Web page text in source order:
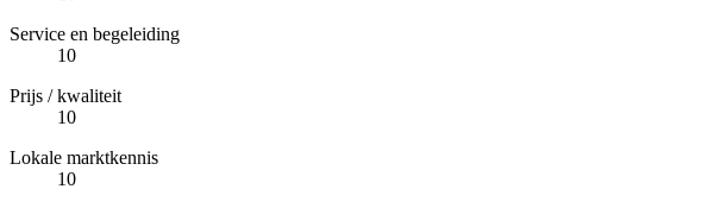
Service en begeleiding
10
Prijs / kwaliteit
10
Lokale marktkennis
10